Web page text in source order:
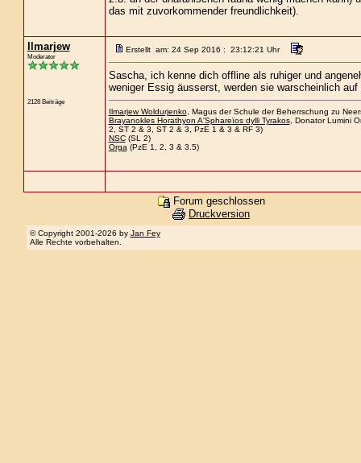
das mit zuvorkommender freundlichkeit).
Ilmarjew
Moderator
2128 Beiträge
Erstellt am: 24 Sep 2016 : 23:12:21 Uhr
Sascha, ich kenne dich offline als ruhiger und
weniger Essig äusserst, werden sie warscheinlich
Ilmarjew Woldurjenko, Magus der Schule der Beherrschung zu
Brayanokles Horathyon A'Sphareïos dylli Tyrakos, Donator Lumini
2, ST 2 & 3, ST 2 & 3, PzE 1 & 3 & RF 3)
NSC(SL 2)
Orga (PzE 1, 2, 3 & 3.5)
Forum geschlossen
Druckversion
© Copyright 2001-2026 by Jan Fey
Alle Rechte vorbehalten.